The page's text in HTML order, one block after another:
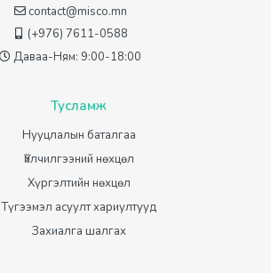
contact@misco.mn
(+976) 7611-0588
Даваа-Ням: 9:00-18:00
Тусламж
Нууцлалын баталгаа
Үйлчилгээний нөхцөл
Хүргэлтийн нөхцөл
Түгээмэл асуулт хариултууд
Захиалга шалгах